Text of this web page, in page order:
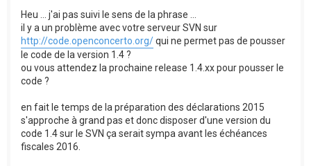
Heu ... j'ai pas suivi le sens de la phrase ...
il y a un problème avec votre serveur SVN sur
http://code.openconcerto.org/qui ne permet pas de pousser
le code de la version 1.4 ?
ou vous attendez la prochaine release 1.4.xx pour pousser le
code ?
en fait le temps de la préparation des déclarations 2015
s'approche à grand pas et donc disposer d'une version du
code 1.4 sur le SVN ça serait sympa avant les échéances
fiscales 2016.